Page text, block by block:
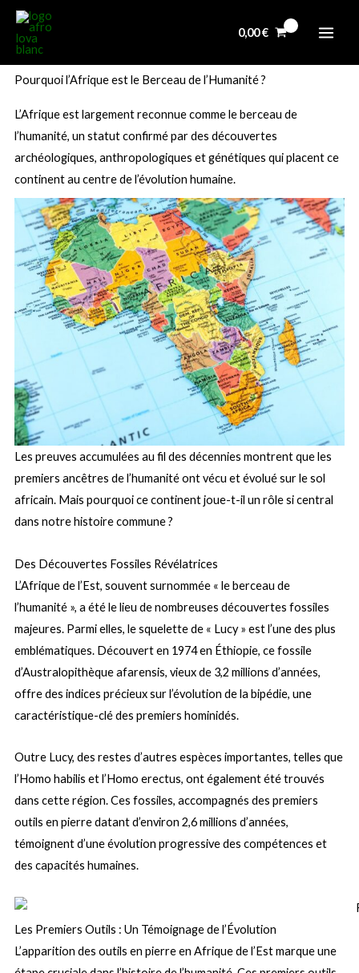
Aller
contenu
0,00€
Pourquoi l’Afrique est le Berceau de l’Humanité ?
L’Afrique est largement reconnue comme le berceau de
l’humanité, un statut confirmé par des découvertes
archéologiques, anthropologiques et génétiques qui placent ce
continent au centre de l’évolution humaine.
Les preuves accumulées au fil des décennies montrent que les
premiers ancêtres de l’humanité ont vécu et évolué sur le sol
africain. Mais pourquoi ce continent joue-t-il un rôle si central
dans notre histoire commune ?
Des Découvertes Fossiles Révélatrices
L’Afrique de l’Est, souvent surnommée « le berceau de
l’humanité », a été le lieu de nombreuses découvertes fossiles
majeures. Parmi elles, le squelette de « Lucy » est l’une des plus
emblématiques. Découvert en 1974 en Éthiopie, ce fossile
d’Australopithèque afarensis, vieux de 3,2 millions d’années,
offre des indices précieux sur l’évolution de la bipédie, une
caractéristique-clé des premiers hominidés.
Outre Lucy, des restes d’autres espèces importantes, telles que
l’Homo habilis et l’Homo erectus, ont également été trouvés
dans cette région. Ces fossiles, accompagnés des premiers
outils en pierre datant d’environ 2,6 millions d’années,
témoignent d’une évolution progressive des compétences et
des capacités humaines.
Les Premiers Outils : Un Témoignage de l’Évolution
L’apparition des outils en pierre en Afrique de l’Est marque une